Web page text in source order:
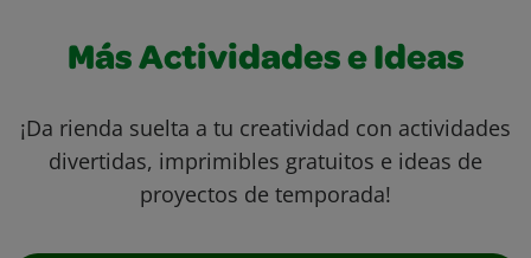
Más Actividades e Ideas
¡Da rienda suelta a tu creatividad con actividades
divertidas, imprimibles gratuitos e ideas de
proyectos de temporada!